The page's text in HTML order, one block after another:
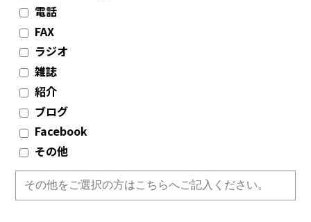
電話
FAX
ラジオ
雑誌
紹介
ブログ
Facebook
その他